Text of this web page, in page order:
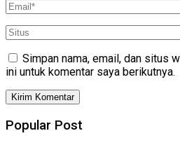
Simpan nama, email, dan situs
ini untuk komentar saya berikutnya.
Popular Post